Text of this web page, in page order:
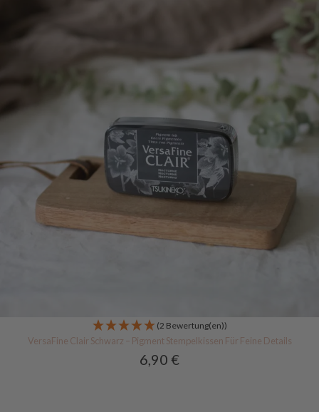
(2 Bewertung(en))
VersaFine Clair Schwarz – Pigment Stempelkissen Für Feine Details
6,90 €